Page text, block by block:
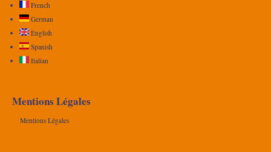
French
German
English
Spanish
Italian
Mentions Légales
Mentions Légales